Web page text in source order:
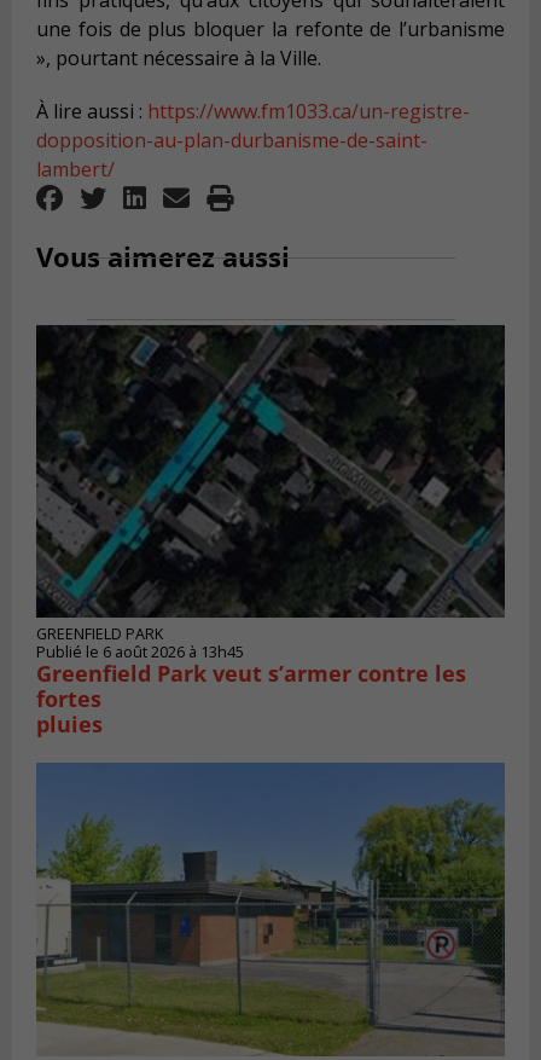
une fois de plus bloquer la refonte de l’urbanisme
», pourtant nécessaire à la Ville.
À lire aussi : https://www.fm1033.ca/un-registre-
dopposition-au-plan-durbanisme-de-saint-
lambert/
Vous aimerez aussi
GREENFIELD PARK
Publié le 6 août 2026 à 13h45
Greenfield Park veut s’armer contre les
fortes
pluies